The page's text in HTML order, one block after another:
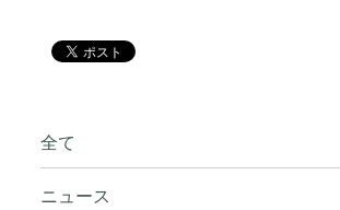
全て
ニュース